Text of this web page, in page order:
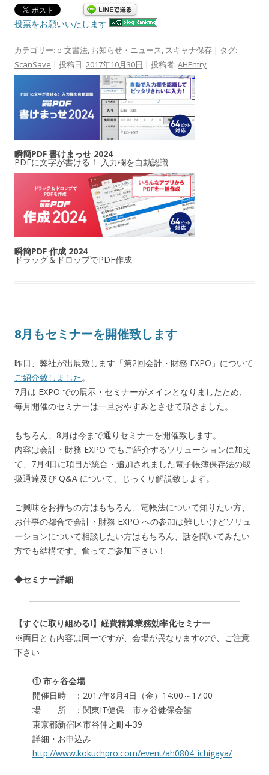
投票をお願いいたします
カテゴリー: e-文書法, お知らせ・ニュース, スキャナ保存 | タグ:
ScanSave | 投稿日: 2017年10月30日 | 投稿者: AHEntry
瞬簡PDF 書けまっせ 2024
PDFに文字が書ける！ 入力欄を自動認識
瞬簡PDF 作成 2024
ドラッグ＆ドロップでPDF作成
8月もセミナーを開催致します
昨日、弊社が出展致します「第2回会計・財務 EXPO」について
ご紹介致しました。
7月は EXPO での展示・セミナーがメインとなりましたため、
毎月開催のセミナーは一旦おやすみとさせて頂きました。
もちろん、8月は今まで通りセミナーを開催致します。
内容は会計・財務 EXPO でもご紹介するソリューションに加え
て、7月4日に項目が統合・追加されました電子帳簿保存法の取
扱通達及び Q&A について、じっくり解説致します。
ご興味をお持ちの方はもちろん、電帳法について知りたい方、
お仕事の都合で会計・財務 EXPO への参加は難しいけどソリュ
ーションについて相談したい方はもちろん、話を聞いてみたい
方でも結構です。奮ってご参加下さい！
◆セミナー詳細
【すぐに取り組める!】経費精算業務効率化セミナー
※両日とも内容は同一ですが、会場が異なりますので、ご注意
下さい
① 市ヶ谷会場
開催日時 ：2017年8月4日（金）14:00～17:00
場 所 ：関東IT健保 市ヶ谷健保会館
東京都新宿区市谷仲之町4-39
詳細・お申込み
http://www.kokuchpro.com/event/ah0804_ichigaya/